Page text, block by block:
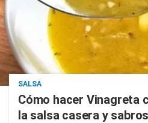
SALSA
Cómo hacer Vinagreta
la salsa casera y